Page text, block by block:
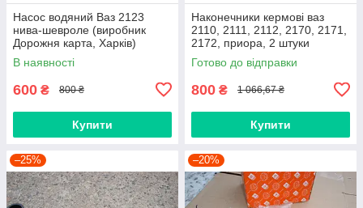
Насос водяний Ваз 2123
нива-шевроле (виробник
Дорожня карта, Харків)
В наявності
600 ₴ 800 ₴
Купити
Наконечники кермові ваз
2110, 2111, 2112, 2170, 2171,
2172, приора, 2 штуки
(виробник Finwhale,
Німеччина)
Готово до відправки
800 ₴ 1 066,67 ₴
Купити
–25% –20%